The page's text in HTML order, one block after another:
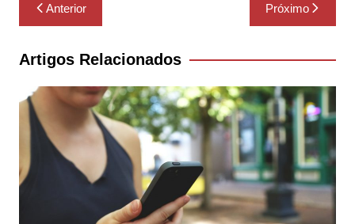
de
Post
Anterior Próximo
Artigos Relacionados